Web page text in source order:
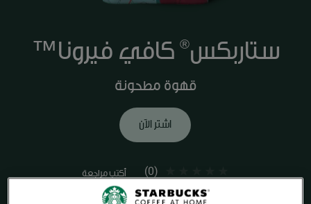
ستاربكس® كافي فيرونا™
قهوة مطحونة
اشتر الآن
(0)
أكتب مراجعة
المحمّصة واللذيذة مع لمسات من الكاكاو الداكن لهذا المزيج، حضر لنفسك كوب